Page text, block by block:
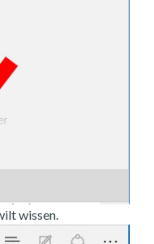
wissen.